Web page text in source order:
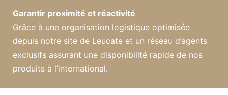
Garantir proximité et réactivité
Grâce à une organisation logistique optimisée
depuis notre site de Leucate et un réseau d’agents
exclusifs assurant une disponibilité rapide de nos
produits à l’international.